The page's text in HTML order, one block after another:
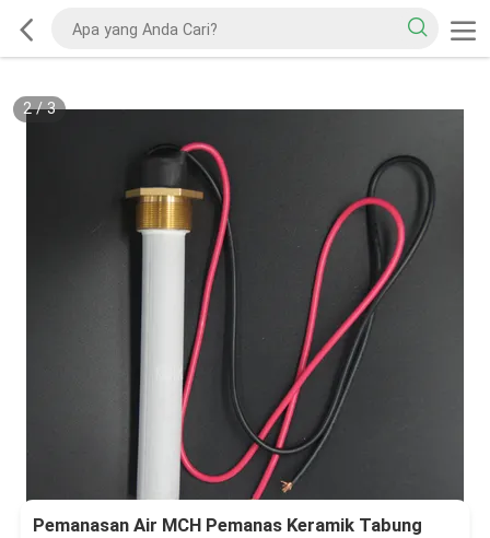
2/3
Pemanasan Air MCH Pemanas Keramik Tabung